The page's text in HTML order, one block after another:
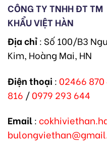
CÔNG TY TNHH ĐT TM
KHẨU VIỆT HÀN
Địa chỉ: Số 100/B3
Kim, Hoàng Mai, HN
Điện thoại : 02466 870
816 /0979 293 644
Email: